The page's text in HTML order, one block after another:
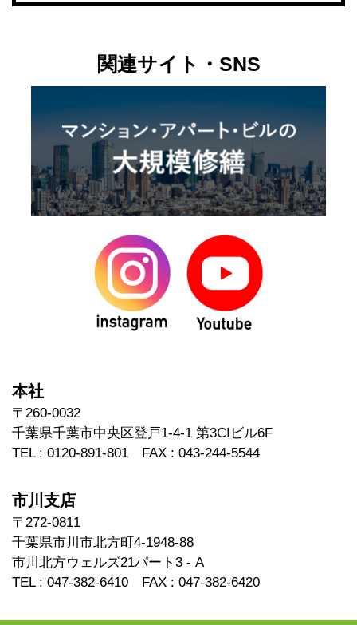
関連サイト・SNS
本社
〒260-0032
千葉県千葉市中央区登戸1-4-1 第3CIビル6F
TEL : 0120-891-801 FAX : 043-244-5544
市川支店
〒272-0811
千葉県市川市北方町4-1948-88
市川北方ウェルズ21パート3 - A
TEL : 047-382-6410 FAX : 047-382-6420